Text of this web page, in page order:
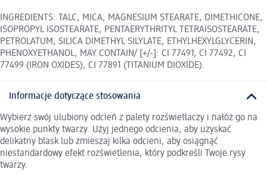
INGREDIENTS: TALC, MICA, MAGNESIUM STEARATE, DIMETHICONE,
ISOPROPYL ISOSTEARATE, PENTAERYTHRITYL TETRAISOSTEARATE,
PETROLATUM, SILICA DIMETHYL SILYLATE, ETHYLHEXYLGLYCERIN,
PHENOXYETHANOL, MAY CONTAIN/ [+/-]: CI 77491, CI 77492, CI
77499 (IRON OXIDES), CI 77891 (TITANIUM DIOXIDE).
Informacje dotyczące stosowania
Wybierz swój ulubiony odcień z palety rozświetlaczy i nałóż go na
wysokie punkty twarzy. Użyj jednego odcienia, aby uzyskać
delikatny blask lub zmieszaj kilka odcieni, aby osiągnąć
niestandardowy efekt rozświetlenia, który podkreśli Twoje rysy
twarzy.